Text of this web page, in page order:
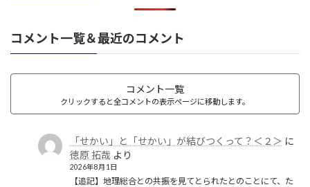
コメント一覧＆最近のコメント
コメント一覧
クリックすると全コメントの表示ページに移動します。
「せかい」と「せかい」が結びつくって？＜２＞ に
徳原 拓哉 より
2026年8月1日
【追記】地理総合との共振を見てとられたとのことにて、た